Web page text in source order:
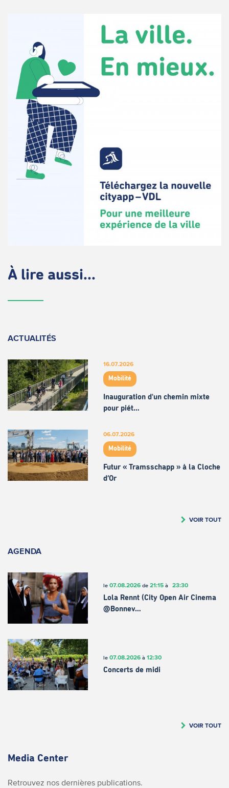
À lire aussi...
ACTUALITÉS
16.07.2026
Mobilité
Inauguration d'un chemin mixte
pour piét…
06.07.2026
Mobilité
Futur « Tramsschapp » à la Cloche
d’Or
VOIR TOUT
AGENDA
le 07.08.2026de 21:15à 23:30
Lola Rennt (City Open Air Cinema
@Bonnev…
le 07.08.2026à 12:30
Concerts de midi
VOIR TOUT
Media Center
Retrouvez nos dernières publications.